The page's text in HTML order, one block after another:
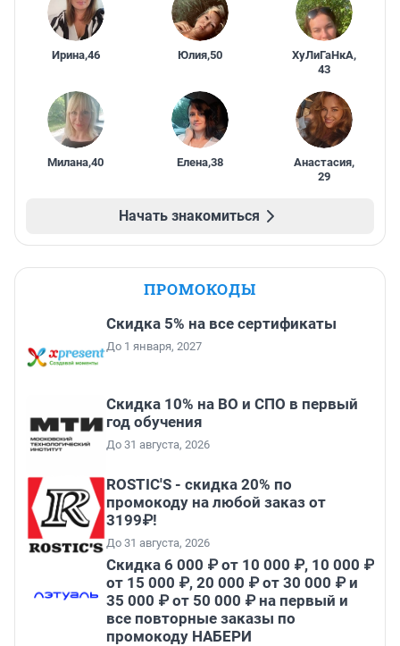
Ирина,46 Юлия,50 ХуЛиГаНкА,
43
Милана,40 Елена,38 Анастасия,
29
Начать знакомиться
ПРОМОКОДЫ
Скидка 5% на все сертификаты
До 1 января, 2027
Скидка 10% на ВО и СПО в первый
год обучения
До 31 августа, 2026
ROSTIC'S - скидка 20% по
промокоду на любой заказ от
3199₽!
До 31 августа, 2026
Скидка 6 000 ₽ от 10 000 ₽, 10 000 ₽
от 15 000 ₽, 20 000 ₽ от 30 000 ₽ и
35 000 ₽ от 50 000 ₽ на первый и
все повторные заказы по
промокоду НАБЕРИ